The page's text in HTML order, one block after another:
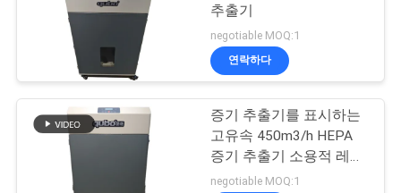
기
치아 분무기 흡인 유
닛
6
추출기
negotiable MOQ:1
연락하다
증기 추출기를 표시하는
고유속 450m3/h HEPA
증기 추출기 소용적 레이
저
negotiable MOQ:1